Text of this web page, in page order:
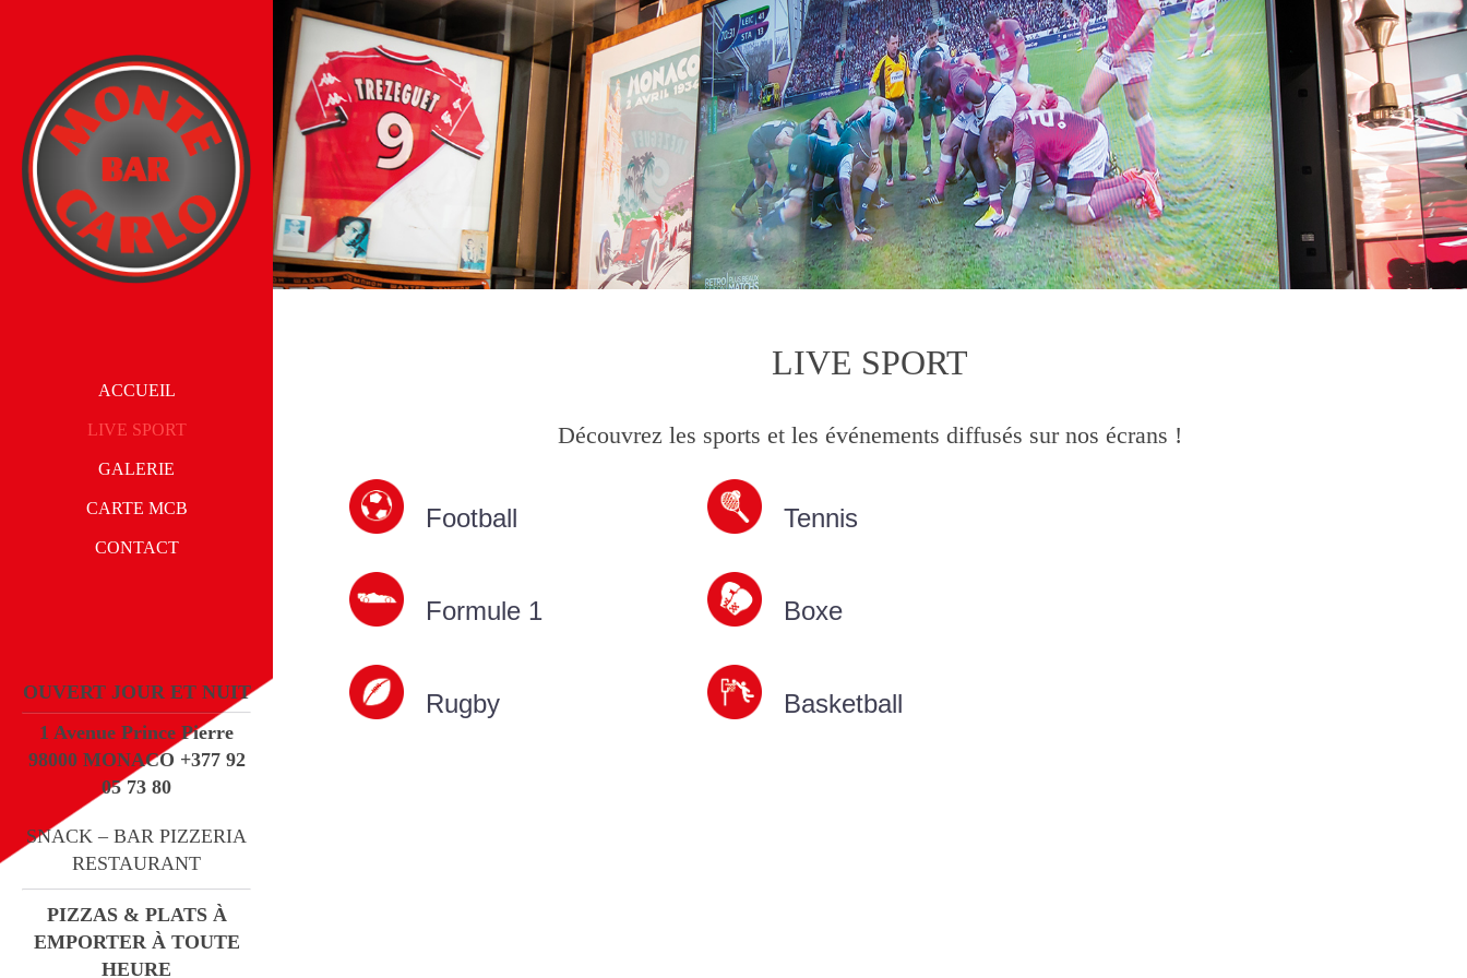
ACCUEIL
LIVE SPORT
GALERIE
CARTE MCB
CONTACT
OUVERT JOUR ET NUIT
1 Avenue Prince Pierre
98000 MONACO +377 92
05 73 80
SNACK – BAR PIZZERIA
RESTAURANT
PIZZAS & PLATS À
EMPORTER À TOUTE
HEURE
LIVE SPORT
Découvrez les sports et les événements diffusés sur nos écrans !
Football
Formule 1
Rugby
Tennis
Boxe
Basketball